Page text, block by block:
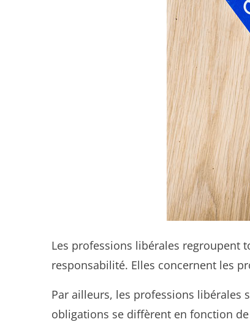
Les professions libérales regroupent
responsabilité. Elles concernent les
Par ailleurs, les professions libérales
obligations se diffèrent en fonction